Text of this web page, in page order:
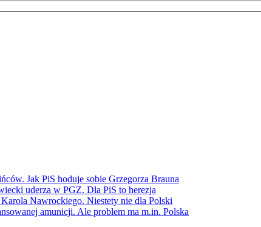
Jak PiS hoduje sobie Grzegorza Brauna
uderza w PGZ. Dla PiS to herezja
Nawrockiego. Niestety nie dla Polski
amunicji. Ale problem ma m.in. Polska